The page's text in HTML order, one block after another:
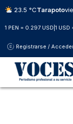
23.5 °CTarapoto
1 PEN = 0.297 USD 1 USD
Registrarse /